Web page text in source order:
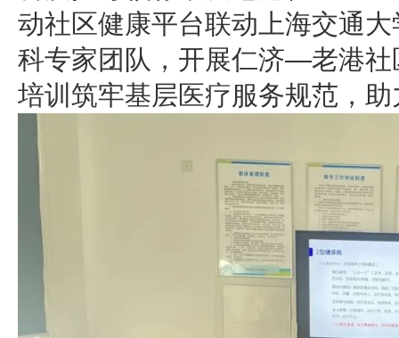
动社区健康平台联动上海交通
科专家团队，开展仁济—老港
培训筑牢基层医疗服务规范，